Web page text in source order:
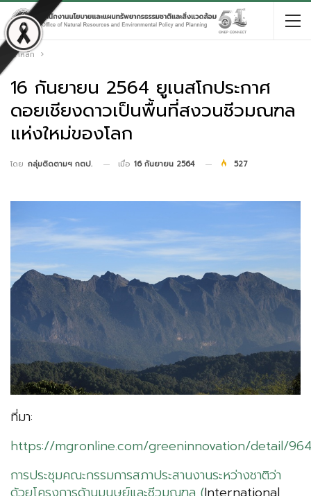
หน้าหลัก
16 กันยายน 2564 ยูเนสโกประกาศ
ดอยเชียงดาวเป็นพื้นที่สงวนชีวมณฑล
แห่งใหม่ของโลก
โดย กลุ่มติดตามฯ กตป. เมื่อ 16 กันยายน 2564 527
ที่มา:
https://mgronline.com/greeninnovation/detail/
การประชุมคณะกรรมการสภาประสานงานระหว่างชาติว่า